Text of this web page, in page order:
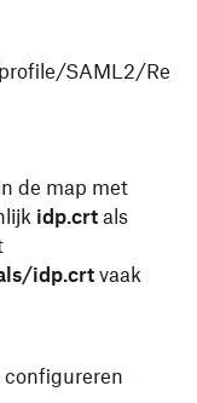
SAML2/Re
de map met
idp.crt als
idp.crt vaak
configureren